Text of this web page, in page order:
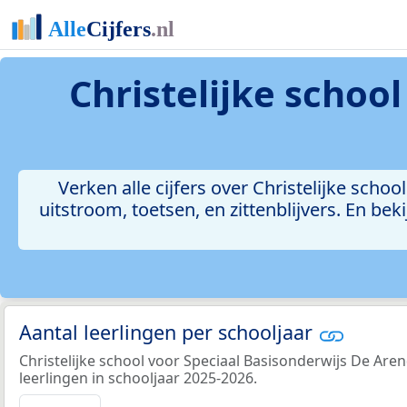
Christelijke
Verken alle cijfers over Christelijke
uitstroom, toetsen, en zittenblijvers. En
Aantal leerlingen per schooljaar
Christelijke school voor Speciaal Basisonderwijs De
leerlingen in schooljaar 2025-2026.